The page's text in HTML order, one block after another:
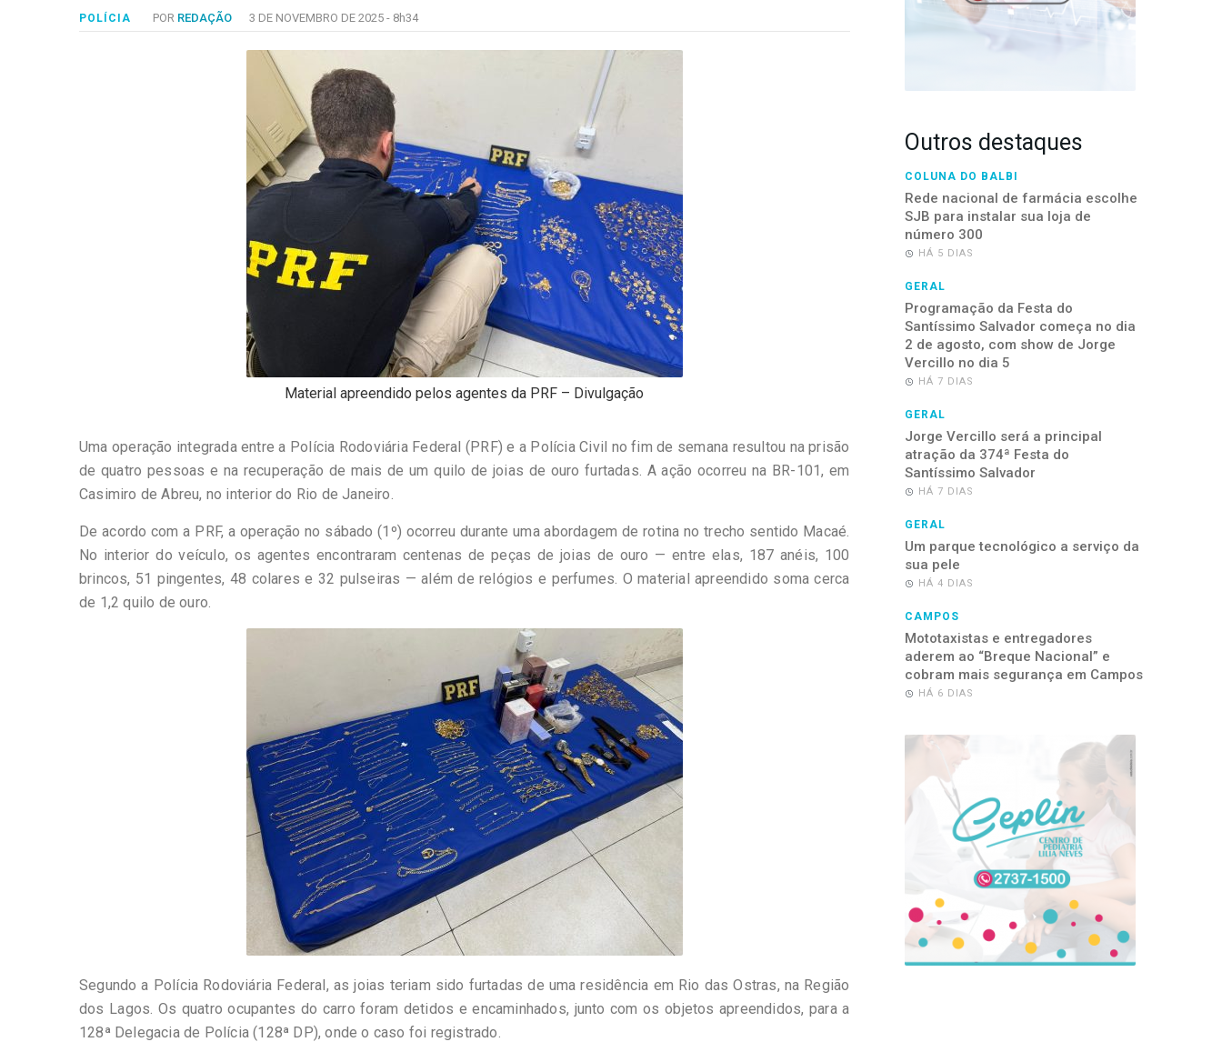
DesenvolvidoPOLÍCIA POR REDAÇÃO 3 DE NOVEMBRO DE 2025 - 8h34
Material apreendido pelos agentes da PRF – Divulgação
Uma operação integrada entre a Polícia Rodoviária Federal (PRF) e a Polícia Civil no fim de semana resultou na prisão
de quatro pessoas e na recuperação de mais de um quilo de joias de ouro furtadas. A ação ocorreu na BR-101, em
Casimiro de Abreu, no interior do Rio de Janeiro.
De acordo com a PRF, a operação no sábado (1º) ocorreu durante uma abordagem de rotina no trecho sentido Macaé.
No interior do veículo, os agentes encontraram centenas de peças de joias de ouro — entre elas, 187 anéis, 100
brincos, 51 pingentes, 48 colares e 32 pulseiras — além de relógios e perfumes. O material apreendido soma cerca
de 1,2 quilo de ouro.
Segundo a Polícia Rodoviária Federal, as joias teriam sido furtadas de uma residência em Rio das Ostras, na Região
dos Lagos. Os quatro ocupantes do carro foram detidos e encaminhados, junto com os objetos apreendidos, para a
128ª Delegacia de Polícia (128ª DP), onde o caso foi registrado.
Outros destaques
COLUNA DO BALBI
Rede nacional de farmácia escolhe
SJB para instalar sua loja de
número 300
HÁ 5 DIAS
GERAL
Programação da Festa do
Santíssimo Salvador começa no dia
2 de agosto, com show de Jorge
Vercillo no dia 5
HÁ 7 DIAS
GERAL
Jorge Vercillo será a principal
atração da 374ª Festa do
Santíssimo Salvador
HÁ 7 DIAS
GERAL
Um parque tecnológico a serviço da
sua pele
HÁ 4 DIAS
CAMPOS
Mototaxistas e entregadores
aderem ao “Breque Nacional” e
cobram mais segurança em Campos
HÁ 6 DIAS